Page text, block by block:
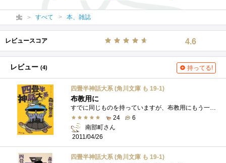
すべて 本、雑誌
レビュースコア 4.6
レビュー (4) 持ってる!
四畳半神話大系 (角川文庫 も 19-1)
布教用に
すでに同じものを持っていますが、布教用にもう一冊買ってしまいましたw表紙が違うんです、表紙がｗ
24
6
南部町さん
2011/04/26
四畳半神話大系 (角川文庫 も 19-1)